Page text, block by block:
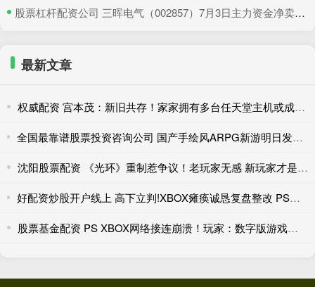
​股票杠杆配资公司 三晖电气（002857）7月3日主力资金净卖出820.19万元
最新文章
权威配资 宫本茂：新旧共存！家家拥有多台任天堂主机或成常态
全国最靠谱股票投资咨询公司 国产手绘风ARPG新游明日发售！外媒：潜力与缺陷并存
沈阳股票配资 《光环》重制惹争议！老玩家无感 新玩家才是目标
好配资炒股开户线上 高下立判!XBOX瘫痪诚恳复盘整改 PSN宕机至今无回应
股票基金配资 PS XBOX网络接连崩溃！玩家：数字版游戏是个灾难